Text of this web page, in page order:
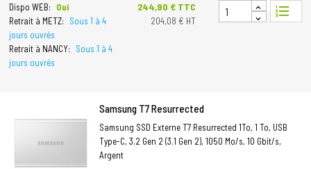
Dispo WEB:
Oui
Retrait à METZ:
Sous 1 à 4
jours ouvrés
Retrait à NANCY:
Sous 1 à 4
jours ouvrés
Prix
244,90 € TTC
204,08 € HT
format_list_numbered
Samsung T7 Resurrected
Samsung SSD Externe T7 Resurrected 1To, 1 To, USB
Type-C, 3.2 Gen 2 (3.1 Gen 2), 1050 Mo/s, 10 Gbit/s,
Argent